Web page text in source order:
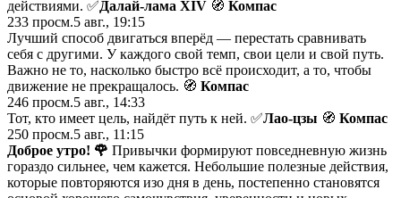
действиями. ✅Далай-лама XIV 🧭 Компас
233 просм.5 авг., 19:15
Лучший способ двигаться вперёд — перестать сравнивать
себя с другими. У каждого свой темп, свои цели и свой путь.
Важно не то, насколько быстро всё происходит, а то, чтобы
движение не прекращалось. 🧭 Компас
246 просм.5 авг., 14:33
Тот, кто имеет цель, найдёт путь к ней. ✅Лао-цзы 🧭 Компас
250 просм.5 авг., 11:15
Доброе утро! 🌹 Привычки формируют повседневную жизнь
гораздо сильнее, чем кажется. Небольшие полезные действия,
которые повторяются изо дня в день, постепенно становятся